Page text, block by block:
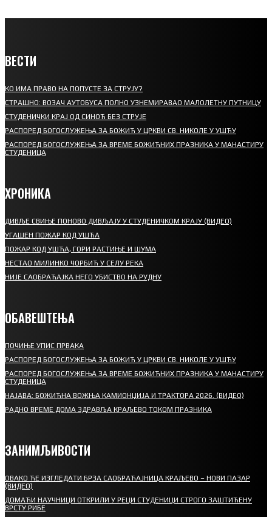
ВЕСТИ
КО ИМА ПРАВО НА ПОПУСТЕ ЗА СТРУЈУ?
СТРАШНО: ВОЗАЧ АУТОБУСА ПОЛНО УЗНЕМИРАВАО МАЛОЛЕТНУ ПУТНИЦУ
СТУДЕНИЧКИ КРАЈ ОД СИНОЋ БЕЗ СТРУЈЕ
РАСПОРЕД БОГОСЛУЖЕЊА ЗА БОЖИЋ У ЦРКВИ СВ. НИКОЛЕ У УШЋУ
РАСПОРЕД БОГОСЛУЖЕЊА ЗА ВРЕМЕ БОЖИЋНИХ ПРАЗНИКА У МАНАСТИРУ
СТУДЕНИЦА
ХРОНИКА
ДИВЉЕ СВИЊЕ ПОНОВО ДИВЉАЈУ У СТУДЕНИЧКОМ КРАЈУ (ВИДЕО)
УГАШЕН ПОЖАР КОД УШЋА
ПОЖАР КОД УШЋА, ГОРИ РАСТИЊЕ И ШУМА
НЕСТАО МИЛИНКО ЧОРБИЋ У СЕЛУ РЕКА
НИЈЕ САОБРАЋАЈКА НЕГО УБИСТВО НА РУДНУ
ОБАВЕШТЕЊА
ПОЧИЊЕ УПИС ПРВАКА
РАСПОРЕД БОГОСЛУЖЕЊА ЗА БОЖИЋ У ЦРКВИ СВ. НИКОЛЕ У УШЋУ
РАСПОРЕД БОГОСЛУЖЕЊА ЗА ВРЕМЕ БОЖИЋНИХ ПРАЗНИКА У МАНАСТИРУ
СТУДЕНИЦА
НАЈАВА: БОЖИЋНА ВОЖЊА КАМИОНЏИЈА И ТРАКТОРА 2026. (ВИДЕО)
РАДНО ВРЕМЕ ДОМА ЗДРАВЉА КРАЉЕВО ТОКОМ ПРАЗНИКА
ЗАНИМЉИВОСТИ
ОВАКО ЋЕ ИЗГЛЕДАТИ БРЗА САОБРАЋАЈНИЦА КРАЉЕВО – НОВИ ПАЗАР
(ВИДЕО)
ДОМАЋИ НАУЧНИЦИ ОТКРИЛИ У РЕЦИ СТУДЕНИЦИ СТРОГО ЗАШТИЋЕНУ
ВРСТУ РИБЕ